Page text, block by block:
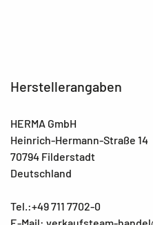
Herstellerangaben
HERMA GmbH
Heinrich-Hermann-Straße 14
70794 Filderstadt
Deutschland
Tel.:+49 711 7702-0